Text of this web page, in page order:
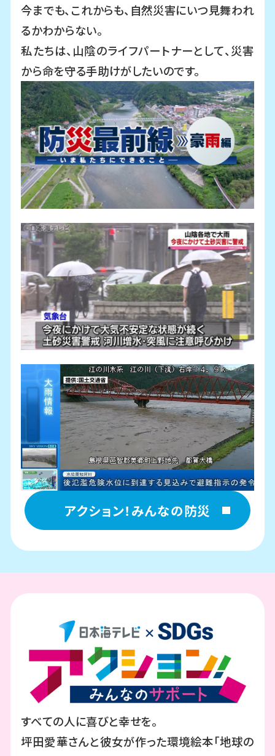
今までも、これからも、自然災害にいつ見舞われ
るかわからない。
私たちは、山陰のライフパートナーとして、災害
から命を守る手助けがしたいのです。
アクション！みんなの防災
すべての人に喜びと幸せを。
坪田愛華さんと彼女が作った環境絵本「地球の